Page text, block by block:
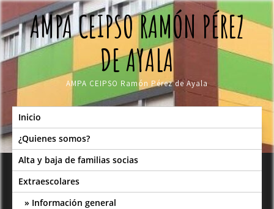
Skip
to
contentAMPA CEIPSO RAMÓN PÉREZ
DE AYALA
AMPA CEIPSO Ramón Pérez de Ayala
Inicio
¿Quienes somos?
Alta y baja de familias socias
Extraescolares
Información general